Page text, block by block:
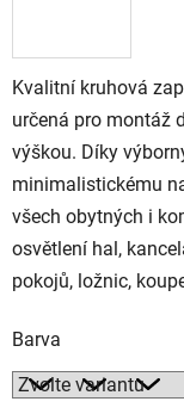
Kvalitní kruhová
určená pro montáž
výškou. Díky
minimalistickému
všech obytných i
osvětlení hal,
pokojů, ložnic,
Barva